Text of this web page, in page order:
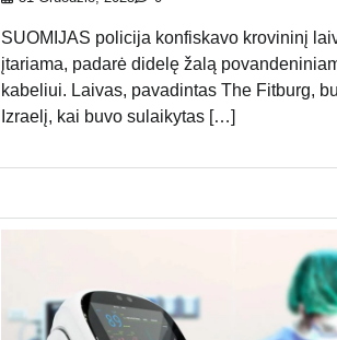
SUOMIJAS policija konfiskavo krovininį
įtariama, padarė didelę žalą
kabeliui. Laivas, pavadintas The Fitburg,
Izraelį, kai buvo sulaikytas […]